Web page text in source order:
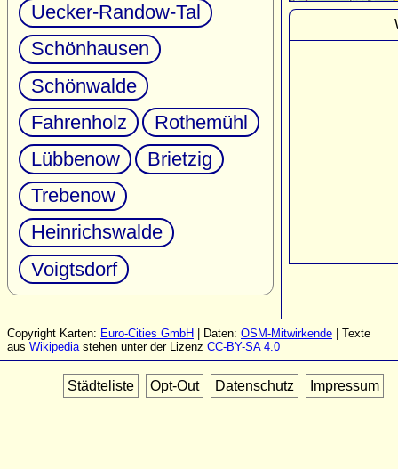
Uecker-Randow-Tal
Schönhausen
Schönwalde
Fahrenholz
Rothemühl
Lübbenow
Brietzig
Trebenow
Heinrichswalde
Voigtsdorf
Copyright Karten: Euro-Cities GmbH | Daten: OSM-Mitwirkende | Texte
aus Wikipediastehen unter der Lizenz CC-BY-SA 4.0
Städteliste Opt-Out Datenschutz Impressum